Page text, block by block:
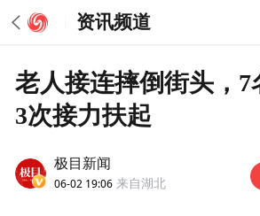
资讯频道
老人接连摔倒街头，7
3次接力扶起
极目新闻
06-02 19:06 来自湖北